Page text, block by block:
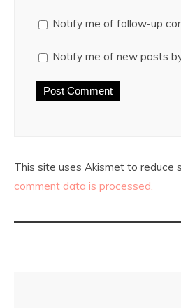
Notify me of follow-up
Notify me of new posts
This site uses Akismet to reduce
comment data is processed.